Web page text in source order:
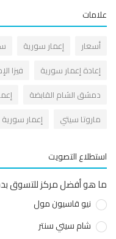
إعمار سورية سورية
إعمار سورية
فيزا الإمارات
الشام القابضة
إعمار
سيتي
إعمار سورية
التصويت
أفضل مركز للتسوق
نيو قاسيون مول
شام سيتي سنتر